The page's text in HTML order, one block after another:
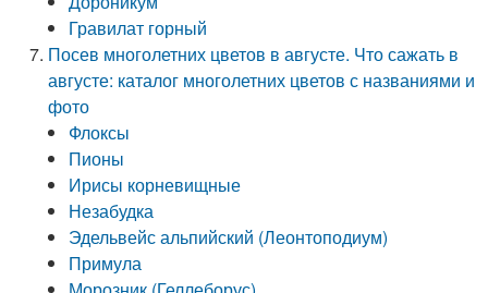
Гравилат горный
Посев многолетних цветов в августе. Что сажать в
августе: каталог многолетних цветов с названиями и
фото
Флоксы
Пионы
Ирисы корневищные
Незабудка
Эдельвейс альпийский (Леонтоподиум)
Примула